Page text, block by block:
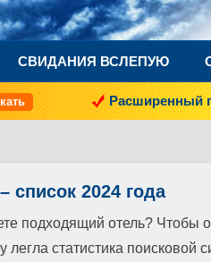
СВИДАНИЯ ВСЛЕПУЮ
Расширенный
список 2024 года
подходящий отель? Чтобы
статистика поисковой